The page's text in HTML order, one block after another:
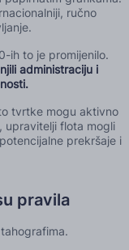
ručno
ih to je promijenilo.
administraciju i
tvrtke mogu aktivno
upravitelji flota mogli
prekršaje i
pravila